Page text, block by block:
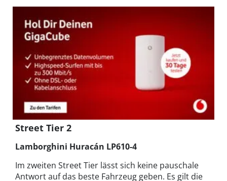
Street Tier 2
Lamborghini Huracán LP610-4
Im zweiten Street Tier lässt sich keine pauschale
Antwort auf das beste Fahrzeug geben. Es gilt die